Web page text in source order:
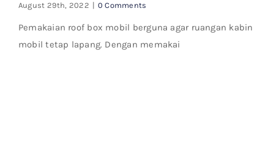
August 29th, 2022 | 0 Comments
Pemakaian roof box mobil berguna agar ruangan kabin
mobil tetap lapang. Dengan memakai